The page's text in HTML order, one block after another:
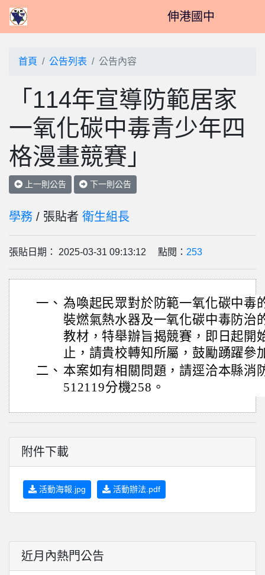
伸港國中
首頁 公告列表 公告內容
「114年宣導防範居家
一氧化碳中毒青少年四
格漫畫競賽」
上一則公告 下一則公告
學務 / 張貼者 衛生組長
張貼日期： 2025-03-31 09:13:12 點閱： 253
一、 為喚起民眾對於防範一氧化碳中毒
裝燃氣熱水器及一氧化碳中毒防治
教材，特舉辦旨揭競賽，即日起開
止，請貴校轉知所屬，鼓勵踴躍參
二、 本案如有相關問題，請逕洽本縣消
512119分機258。
附件下載
活動海報.jpg 活動辦法.pdf
近月內熱門公告